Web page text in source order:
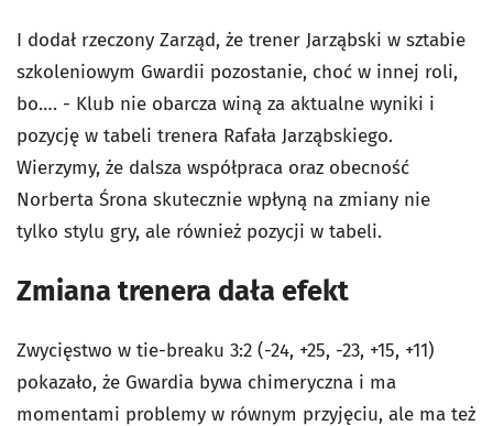
I dodał rzeczony Zarząd, że trener Jarząbski w sztabie
szkoleniowym Gwardii pozostanie, choć w innej roli,
bo…. - Klub nie obarcza winą za aktualne wyniki i
pozycję w tabeli trenera Rafała Jarząbskiego.
Wierzymy, że dalsza współpraca oraz obecność
Norberta Śrona skutecznie wpłyną na zmiany nie
tylko stylu gry, ale również pozycji w tabeli.
Zmiana trenera dała efekt
Zwycięstwo w tie-breaku 3:2 (-24, +25, -23, +15, +11)
pokazało, że Gwardia bywa chimeryczna i ma
momentami problemy w równym przyjęciu, ale ma też